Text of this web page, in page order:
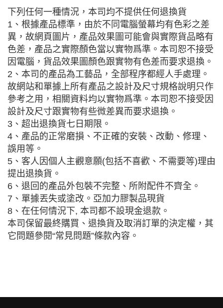
下列任何一種情況，本司均不提供任何退換貨
1、根據產品標準，由於不同電腦螢幕均有色彩之差
異，故網頁圖片，產品效果圖可能會與實際貨品略有
色差，產品之實際顏色當以實物爲準。本司恕不接受
因電腦，貨品效果圖顏色跟實物有色差而要求退換。
2、本司的產品為工藝品，全部程序都經人手處理。
故網站和單據上所有產品之設計及尺寸規格說明只作
參考之用，相關資料均以實物爲準。本司恕不接受因
設計及尺寸跟實物有些微差異而要求退換。
3、超出退換貨七日期限。
4、產品的正常磨損、不正確的安裝、改動、修理、
誤用等。
5、客人因個人主觀意願(包括不喜歡、不需要等)理由
提出退換貨。
6、退回的產品外包裝不完整、所附配件不齊全。
7、單據丟失或塗改。亞加力膠製品現貨
8、在任何情況下, 本司都不設現金退款。
本司保留最終購買、退換貨及取消訂單的決定權，其
它問題參閱“常見問題”條款內容。